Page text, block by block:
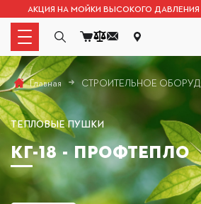
АКЦИЯ НА МОЙКИ ВЫСОКОГО ДАВЛЕНИЯ
Главная СТРОИТЕЛЬНОЕ
ТЕПЛОВЫЕ ПУШКИ
КГ-18 - ПРОФТЕПЛО